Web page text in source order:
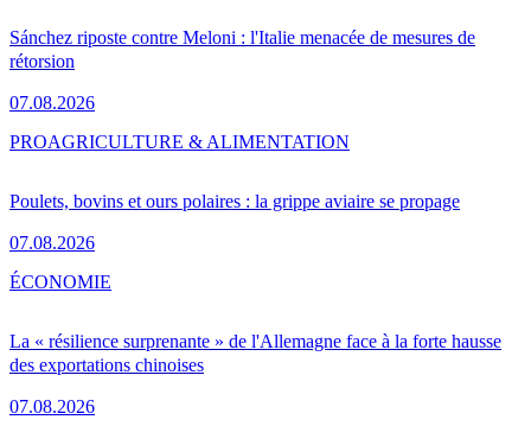
Sánchez riposte contre Meloni : l'Italie menacée de mesures de
rétorsion
07.08.2026
Poulets, bovins et ours polaires : la grippe aviaire se propage
07.08.2026
PROAGRICULTURE & ALIMENTATION
La « résilience surprenante » de l'Allemagne face à la forte hausse
des exportations chinoises
07.08.2026
ÉCONOMIE